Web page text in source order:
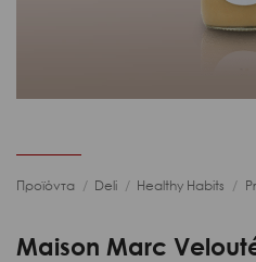
Προϊόντα / Deli / Healthy Habits /
Maison Marc